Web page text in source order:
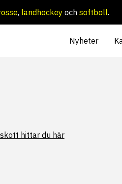
, landhockey och softboll.
Nyheter
hittar du här